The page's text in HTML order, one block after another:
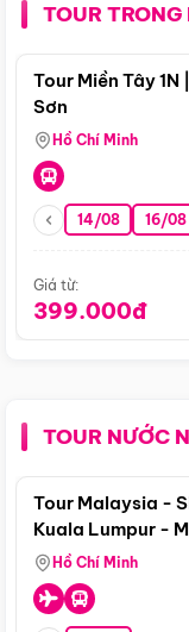
TOUR TRONG
Tour Miền Tây
Sơn
Hồ Chí Minh
14/08 16/08
Giá từ:
399.000đ
TOUR NƯỚC
Tour Malaysia -
Kuala Lumpur -
Singapore
Hồ Chí Minh